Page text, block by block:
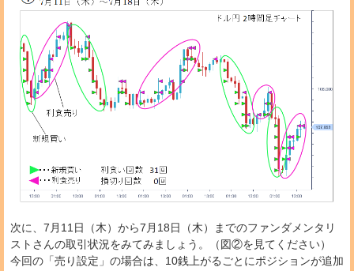
次に、7月11日（木）から7月18日（木）までのファンダメンタリ
ストさんの取引状況をみてみましょう。（図②を見てください）
今回の「売り設定」の場合は、10銭上がるごとにポジションが追加